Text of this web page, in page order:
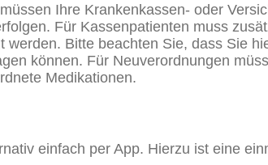
Ihre Krankenkassen- oder
Für Kassenpatienten muss
werden. Bitte beachten Sie, dass Sie
können. Für Neuverordnungen
Medikationen.
einfach per App. Hierzu ist eine